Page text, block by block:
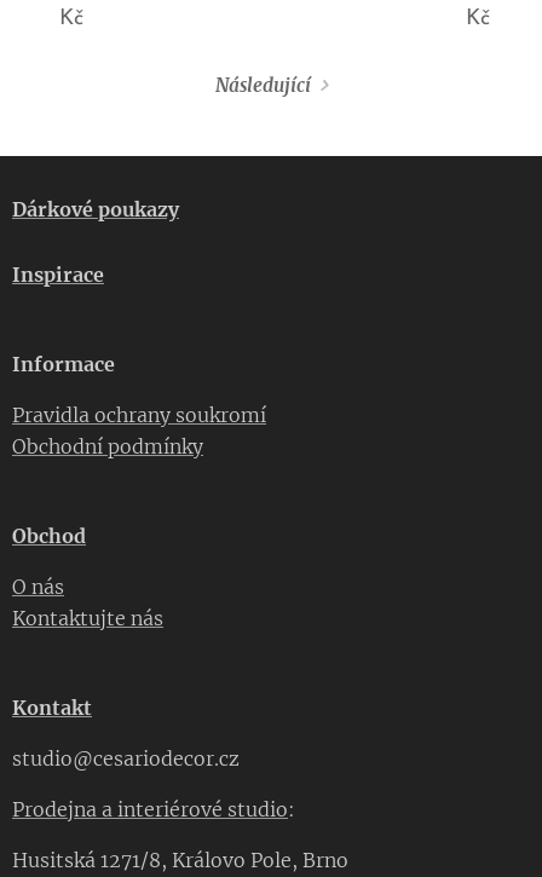
Kč
Kč
Následující
Dárkové poukazy
Inspirace
Informace
Pravidla ochrany soukromí
Obchodní podmínky
Obchod
O nás
Kontaktujte nás
Kontakt
studio@cesariodecor.cz
Prodejna a interiérové studio:
Husitská 1271/8, Královo Pole, Brno